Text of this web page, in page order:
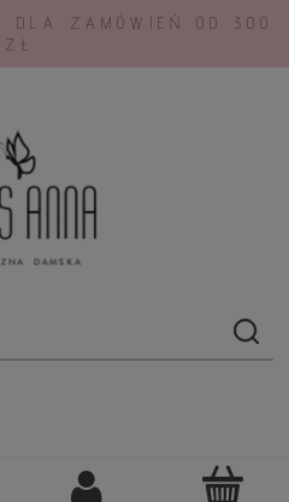
DLA ZAMÓWIEŃ OD 300
ZŁ